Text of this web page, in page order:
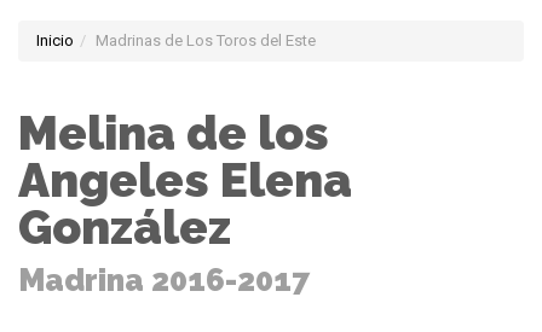
Inicio Madrinas de Los Toros del Este
Melina de los
Angeles Elena
González
Madrina 2016-2017